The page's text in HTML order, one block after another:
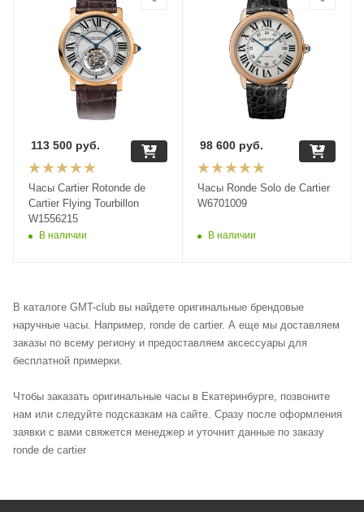
Часы Cartier Rotonde de
Cartier Flying Tourbillon
W1556215
В наличии
113 500 руб.
Часы Ronde Solo de Cartier
W6701009
В наличии
98 600руб.
В каталоге GMT-club вы найдете оригинальные брендовые
наручные часы. Например, ronde de cartier. А еще мы доставляем
заказы по всему региону и предоставляем аксессуары для
бесплатной примерки.
Чтобы заказать оригинальные часы в Екатеринбурге, позвоните
нам или следуйте подсказкам на сайте. Сразу после оформления
заявки с вами свяжется менеджер и уточнит данные по заказу
ronde de cartier